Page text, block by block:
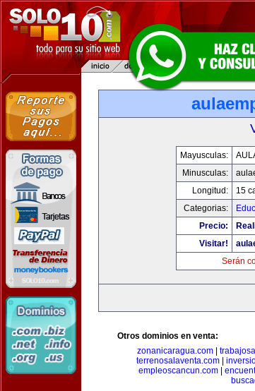
Mayusculas:
Minusculas:
Longitud:
15
Categorias:
Precio:
Visitar!
Serán
Otros dominios en venta:
zonanicaragua.com
terrenosalaventa.com|
empleoscancun.com